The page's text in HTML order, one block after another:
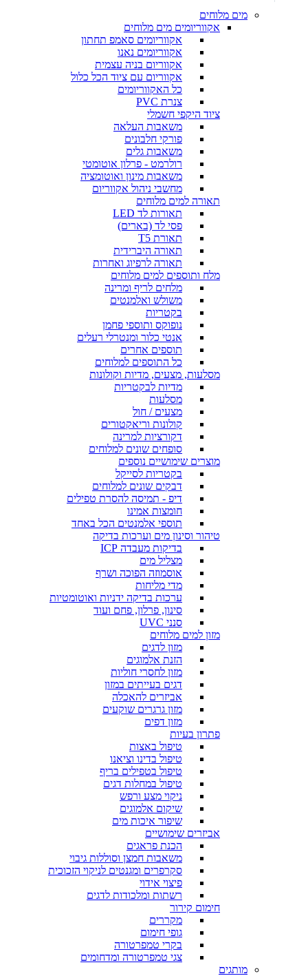
מים מלוחים
אקווריומים מים מלוחים
אקווריומים סאמפ תחתון
אקווריומים נאנו
אקווריום בניה עצמית
אקווריום עם ציוד הכל כלול
כל האקווריומים
צנרת PVC
ציוד היקפי חשמלי
משאבות העלאה
פורקי חלבונים
משאבות גלים
רולרמט - פרלון אוטומטי
משאבות מינון ואוטומציה
מחשבי ניהול אקווריום
תאורה למים מלוחים
תאורות לד LED
פסי לד (בארים)
תאורת T5
תאורה היברידית
תאורה לרפיוג ואחרות
מלח ותוספים למים מלוחים
מלחים לריף ומרינה
משולש ואלמנטים
בקטריות
נופוקס ותוספי פחמן
אנטי כלור ומנטרלי רעלים
תוספים אחרים
כל התוספים למלוחים
מסלעות, מצעים, מדיות וקולונות
מדיות לבקטריות
מסלעות
מצעים / חול
קולונות וריאקטורים
דקורציות למרינה
סופחים שונים למלוחים
מוצרים שימושיים נוספים
בקטריות לסייקל
דבקים שונים למלוחים
דיפ - תמיסה להסרת טפילים
חומצות אמינו
תוספי אלמנטים הכל באחד
טיהור וסינון מים וערכות בדיקה
בדיקות מעבדה ICP
מצליל מים
אוסמוזה הפוכה ושרף
מדי מליחות
ערכות בדיקה ידניות ואוטומטיות
סינון, פרלון, פחם ועוד
סנני UVC
מזון למים מלוחים
מזון לדגים
הזנת אלמוגים
מזון לחסרי חוליות
דגים בעייתים במזון
אביזרים להאכלה
מזון גרגרים שוקעים
מזון דפים
פתרון בעיות
טיפול באצות
טיפול בדינו וציאנו
טיפול בטפילים בריף
טיפול במחלות דגים
ניקוי מצע ורפש
שיקום אלמוגים
שיפור איכות מים
אביזרים שימושיים
הכנת פראגים
משאבות חמצן וסוללות גיבוי
סקרפרים ומגנטים לניקוי הזכוכית
פיצוי אידוי
רשתות ומלכודות לדגים
חימום קירור
מקררים
גופי חימום
בקרי טמפרטורה
צגי טמפרטורה ומדחומים
מותגים